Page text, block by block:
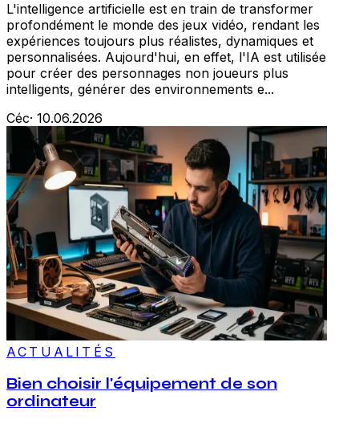
L'intelligence artificielle est en train de transformer
profondément le monde des jeux vidéo, rendant les
expériences toujours plus réalistes, dynamiques et
personnalisées. Aujourd'hui, en effet, l'IA est utilisée
pour créer des personnages non joueurs plus
intelligents, générer des environnements e...
Céc· 10.06.2026
ACTUALITÉS
Bien choisir l'équipement de son
ordinateur